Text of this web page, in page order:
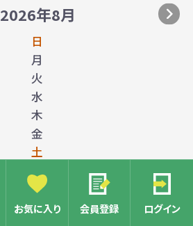
お気に入り 会員登録 ログイン
2026年8月
日
月
火
水
木
金
土